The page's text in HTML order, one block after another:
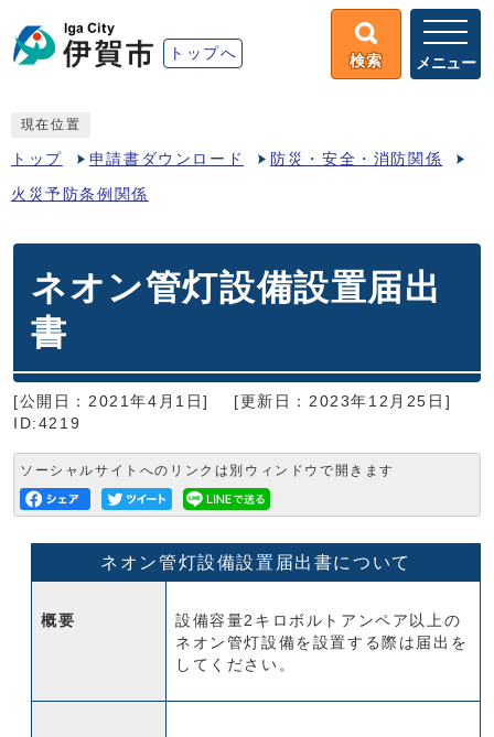
トップへ 検索 メニュー
現在位置
トップ 申請書ダウンロード 防災・安全・消防関係
火災予防条例関係
ネオン管灯設備設置届出
書
[公開日：2021年4月1日]
[更新日：2023年12月25日]
ID:4219
ソーシャルサイトへのリンクは別ウィンドウで開きます
ネオン管灯設備設置届出書について
概要
設備容量2キロボルトアンペア以上の
ネオン管灯設備を設置する際は届出を
してください。